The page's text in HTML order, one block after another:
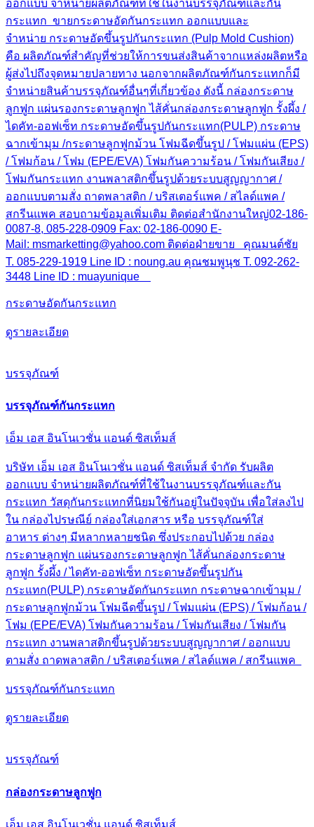
ออกแบบ จำหน่ายผลิตภัณฑ์ที่ใช้ในงานบรรจุภัณฑ์และกัน
กระแทก ขายกระดาษอัดกันกระแทก ออกแบบและ
จำหน่าย กระดาษอัดขึ้นรูปกันกระแทก (Pulp Mold Cushion)
คือ ผลิตภัณฑ์สำคัญที่ช่วยให้การขนส่งสินค้าจากแหล่งผลิตหรือ
ผู้ส่งไปถึงจุดหมายปลายทาง นอกจากผลิตภัณฑ์กันกระแทกก็มี
จำหน่ายสินค้าบรรจุภัณฑ์อื่นๆที่เกี่ยวข้อง ดังนี้ กล่องกระดาษ
ลูกฟูก แผ่นรองกระดาษลูกฟูก ไส้คั่นกล่องกระดาษลูกฟูก รั้งผึ้ง /
ไดคัท-ออฟเซ็ท กระดาษอัดขึ้นรูปกันกระแทก(PULP) กระดาษ
ฉากเข้ามุม /กระดาษลูกฟูกม้วน โฟมฉีดขึ้นรูป / โฟมแผ่น (EPS)
/ โฟมก้อน / โฟม (EPE/EVA) โฟมกันความร้อน / โฟมกันเสียง /
โฟมกันกระแทก งานพลาสติกขึ้นรูปด้วยระบบสูญญากาศ /
ออกแบบตามสั่ง ถาดพลาสติก / บริสเตอร์แพค / สไลด์แพค /
สกรีนแพค สอบถามข้อมูลเพิ่มเติม ติดต่อสำนักงานใหญ่02-186-
0087-8, 085-228-0909 Fax: 02-186-0090 E-
Mail: msmarketting@yahoo.com ติดต่อฝ่ายขาย คุณมนต์ชัย
T. 085-229-1919 Line ID : noung.au คุณชมพูนุช T. 092-262-
3448 Line ID : muayunique
กระดาษอัดกันกระแทก
ดูรายละเอียด
บรรจุภัณฑ์
บรรจุภัณฑ์กันกระแทก
เอ็ม เอส อินโนเวชั่น แอนด์ ซิสเท็มส์
บริษัท เอ็ม เอส อินโนเวชั่น แอนด์ ซิสเท็มส์ จำกัด รับผลิต
ออกแบบ จำหน่ายผลิตภัณฑ์ที่ใช้ในงานบรรจุภัณฑ์และกัน
กระแทก วัสดุกันกระแทกที่นิยมใช้กันอยู่ในปัจจุบัน เพื่อใส่ลงไป
ใน กล่องไปรษณีย์ กล่องใส่เอกสาร หรือ บรรจุภัณฑ์ใส่
อาหาร ต่างๆ มีหลากหลายชนิด ซึ่งประกอบไปด้วย กล่อง
กระดาษลูกฟูก แผ่นรองกระดาษลูกฟูก ไส้คั่นกล่องกระดาษ
ลูกฟูก รั้งผึ้ง / ไดคัท-ออฟเซ็ท กระดาษอัดขึ้นรูปกัน
กระแทก(PULP) กระดาษอัดกันกระแทก กระดาษฉากเข้ามุม /
กระดาษลูกฟูกม้วน โฟมฉีดขึ้นรูป / โฟมแผ่น (EPS) / โฟมก้อน /
โฟม (EPE/EVA) โฟมกันความร้อน / โฟมกันเสียง / โฟมกัน
กระแทก งานพลาสติกขึ้นรูปด้วยระบบสูญญากาศ / ออกแบบ
ตามสั่ง ถาดพลาสติก / บริสเตอร์แพค / สไลด์แพค / สกรีนแพค
บรรจุภัณฑ์กันกระแทก
ดูรายละเอียด
บรรจุภัณฑ์
กล่องกระดาษลูกฟูก
เอ็ม เอส อินโนเวชั่น แอนด์ ซิสเท็มส์